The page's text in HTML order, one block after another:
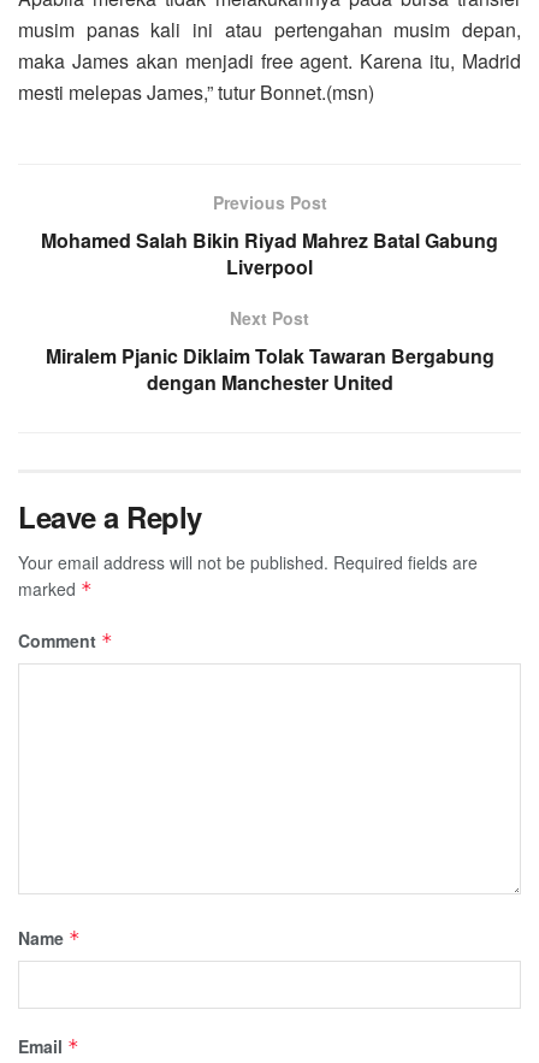
musim panas kali ini atau pertengahan musim depan,
maka James akan menjadi free agent. Karena itu, Madrid
mesti melepas James,” tutur Bonnet.(msn)
Previous Post
Mohamed Salah Bikin Riyad Mahrez Batal Gabung
Liverpool
Next Post
Miralem Pjanic Diklaim Tolak Tawaran Bergabung
dengan Manchester United
Leave a Reply
Your email address will not be published. Required fields are
marked *
Comment *
Name *
Email *